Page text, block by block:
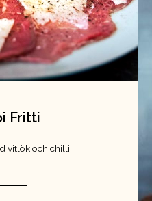
Fritti
vitlök och chilli.